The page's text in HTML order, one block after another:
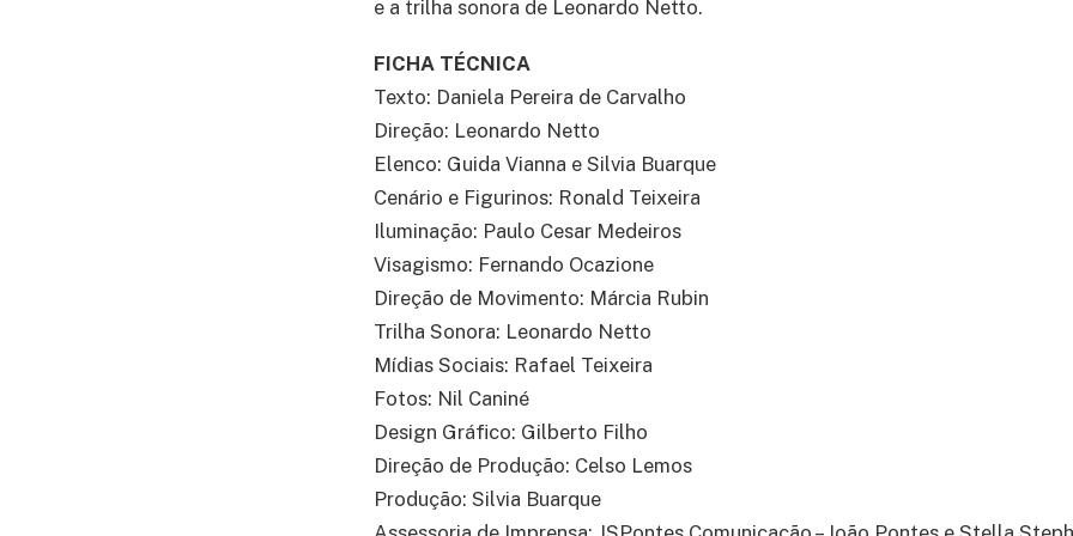
e a trilha sonora de Leonardo Netto.
FICHA TÉCNICA
Texto: Daniela Pereira de Carvalho
Direção: Leonardo Netto
Elenco: Guida Vianna e Silvia Buarque
Cenário e Figurinos: Ronald Teixeira
Iluminação: Paulo Cesar Medeiros
Visagismo: Fernando Ocazione
Direção de Movimento: Márcia Rubin
Trilha Sonora: Leonardo Netto
Mídias Sociais: Rafael Teixeira
Fotos: Nil Caniné
Design Gráfico: Gilberto Filho
Direção de Produção: Celso Lemos
Produção: Silvia Buarque